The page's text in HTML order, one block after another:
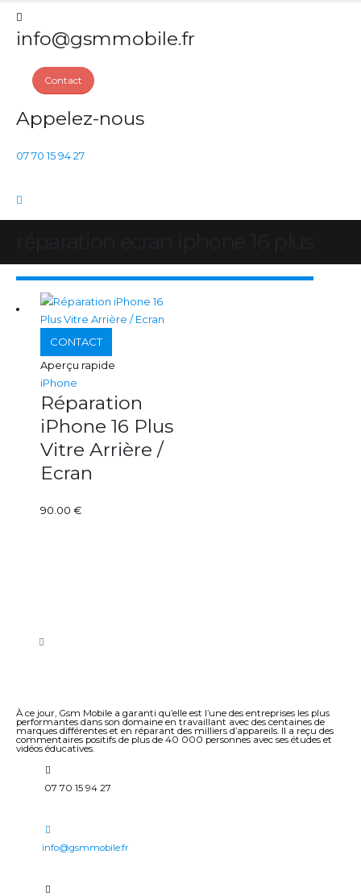
info@gsmmobile.fr
Contact
Appelez-nous
07 70 15 94 27
CONTACT
Aperçu rapide
iPhone
Réparation
iPhone 16 Plus
Vitre Arrière /
Ecran
90.00 €
À ce jour, Gsm Mobile a garanti qu’elle est l’une des entreprises les plus
performantes dans son domaine en travaillant avec des centaines de
marques différentes et en réparant des milliers d’appareils. Il a reçu des
commentaires positifs de plus de 40 000 personnes avec ses études et
vidéos éducatives.
07 70 15 94 27
info@gsmmobile.fr